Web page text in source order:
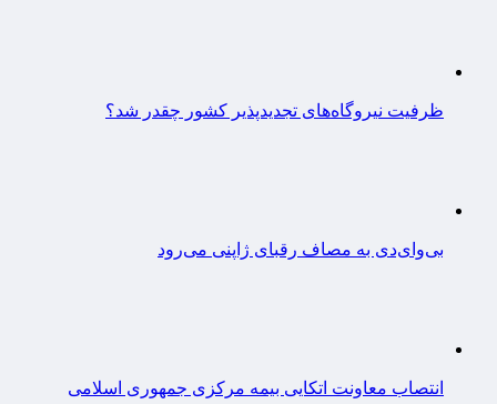
ظرفیت نیروگاه‌های تجدیدپذیر کشور چقدر شد؟
بی‌وای‌دی به مصاف رقبای ژاپنی می‌رود
انتصاب معاونت اتکایی بیمه مرکزی جمهوری اسلامی